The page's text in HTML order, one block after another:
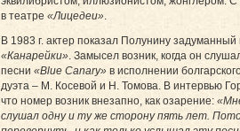
в театре «Лицедеи»
В 1983 г. актер показал Полунину
«Канарейки» . Замысел возник, когда он
песни «Blue Canary» в исполнении
дуэта – М. Косевой и Н. Томова. В интервью
что номер возник внезапно, как озарение:
слушал одну и ту же сторону пять лет.